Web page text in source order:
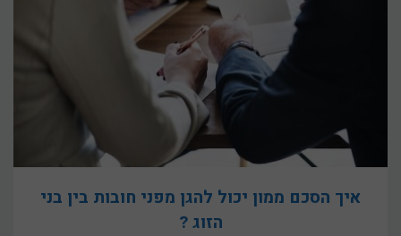
איך הסכם ממון יכול להגן מפני חובות בין בני
הזוג ?